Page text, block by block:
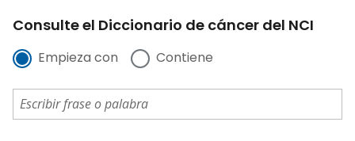
Consulte el Diccionario de cáncer del NCI
Empieza con Contiene